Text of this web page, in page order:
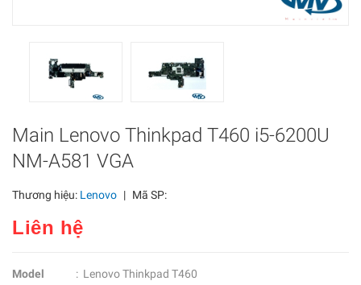
Main Lenovo Thinkpad T460 i5-6200U
NM-A581 VGA
Thương hiệu: Lenovo | Mã SP:
Liên hệ
Model : Lenovo Thinkpad T460